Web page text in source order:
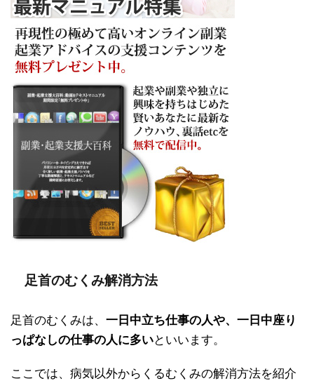
足首のむくみ解消方法
足首のむくみは、 一日中立ち仕事の人や、一日中座り
っぱなしの仕事の人に多いといいます。
ここでは、病気以外からくるむくみの解消方法を紹介